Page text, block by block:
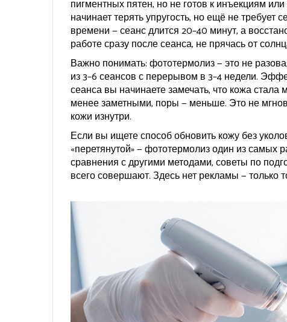
пигментных пятен, но не готов к инъекциям
начинает терять упругость, но ещё не
времени — сеанс длится 20–40 минут, а
работе сразу после сеанса, не прячась от
Важно понимать: фототермолиз — это не
из 3–6 сеансов с перерывом в 3–4 недели.
сеанса вы начинаете замечать, что кожа
менее заметными, поры — меньше. Это не
кожи изнутри.
Если вы ищете способ обновить кожу без
«перетянутой» — фототермолиз один из
сравнения с другими методами, советы по
всего совершают. Здесь нет рекламы — только